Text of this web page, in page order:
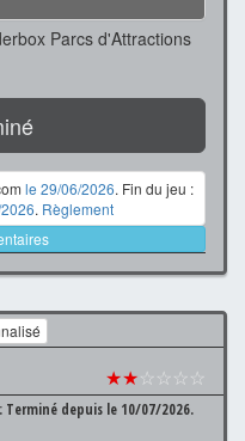
Parcs d'Attractions
le 29/06/2026. Fin du jeu :
. Règlement
★★☆☆☆☆
Terminé depuis le 10/07/2026.